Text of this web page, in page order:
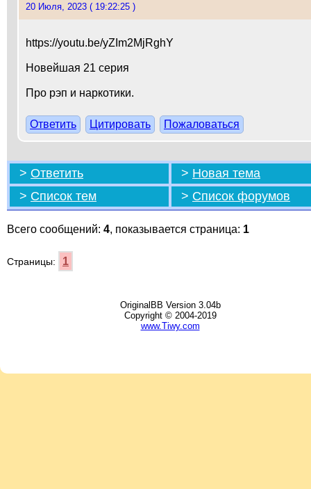
20 Июля, 2023 ( 19:22:25 )
https://youtu.be/yZIm2MjRghY
Новейшая 21 серия
Про рэп и наркотики.
Ответить Цитировать Пожаловаться
> Ответить > Новая тема
> Список тем > Список форумов
Всего сообщений: 4, показывается страница: 1
Страницы: 1
OriginalBB Version 3.04b
Copyright © 2004-2019
www.Tiwy.com